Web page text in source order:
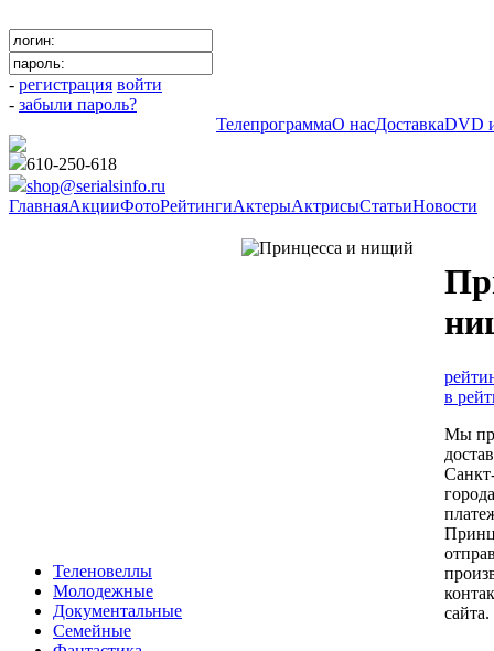
- регистрация войти
- забыли пароль?
ТелепрограммаО насДоставкаDVD
610-250-618
shop@serialsinfo.ru
ГлавнаяАкцииФотоРейтингиАктерыАктрисыСтатьиНовости
Теленовеллы
Молодежные
Документальные
Семейные
в
Мы
сайта.